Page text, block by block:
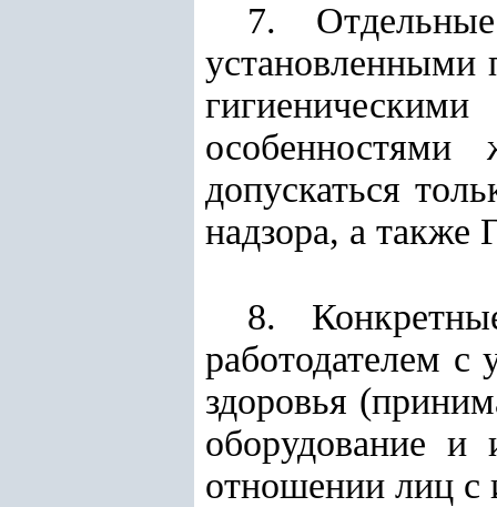
7.
установленными
допускаться
надзора, а также
8.
работодателем
здоровья
оборудование и
отношении лиц